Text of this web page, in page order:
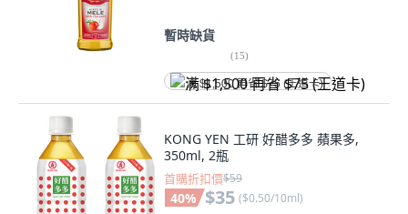
暫時缺貨
(15)
满 $1,500 再省 $75 (王道卡)
KONG YEN 工研 好醋多多 蘋果多,
350ml, 2瓶
首購折扣價$59
40% $35 ($0.50/10ml)